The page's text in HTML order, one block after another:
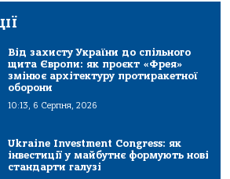
Від захисту України до спільного
щита Європи: як проєкт «Фрея»
змінює архітектуру протиракетної
оборони
10:13, 6 Серпня, 2026
Ukraine Investment Congress: як
інвестиції у майбутнє формують нові
стандарти галузі